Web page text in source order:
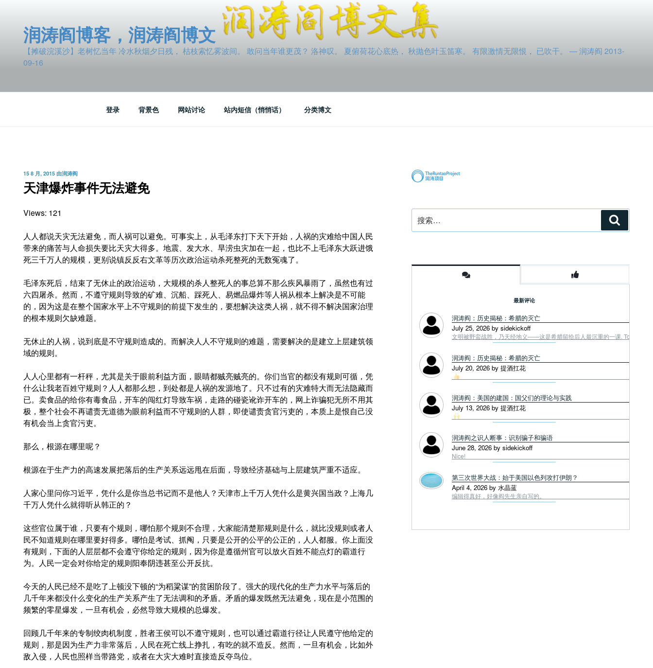
润涛阎博客，润涛阎博文
【摊破浣溪沙】老树忆当年 冷水秋烟夕日残， 枯枝索忆雾波间。 敢问当年谁更茂？ 洛神叹。 夏俯荷花心底热， 秋抛色叶玉笛寒。 有限激情无限恨， 已吹干。 — 润涛阎 2013-
09-16
登录 背景色 网站讨论 站内短信（悄悄话） 分类博文
发
布
于
15 8 月, 2015 由润涛阎
天津爆炸事件无法避免
Views: 121
人人都说天灾无法避免，而人祸可以避免。可事实上，从毛泽东打下天下开始，人祸的灾难给中国人民
带来的痛苦与人命损失要比天灾大得多。地震、发大水、旱涝虫灾加在一起，也比不上毛泽东大跃进饿
死三千万人的规模，更别说镇反反右文革等历次政治运动杀死整死的无数冤魂了。
毛泽东死后，结束了无休止的政治运动，大规模的杀人整死人的事总算不那么疾风暴雨了，虽然也有过
六四屠杀。然而，不遵守规则导致的矿难、沉船、踩死人、易燃品爆炸等人祸从根本上解决是不可能
的，因为这是在整个国家水平上不守规则的前提下发生的，要想解决这类人祸，就不得不解决国家治理
的根本规则欠缺难题。
无休止的人祸，说到底是不守规则造成的。而解决人人不守规则的难题，需要解决的是建立上层建筑领
域的规则。
人人心里都有一杆秤，尤其是关于眼前利益方面，眼睛都贼亮贼亮的。你们当官的都没有规则可循，凭
什么让我老百姓守规则？人人都那么想，到处都是人祸的发源地了。只不过有的灾难特大而无法隐藏而
已。卖食品的给你有毒食品，开车的闯红灯导致车祸，走路的碰瓷讹诈开车的，网上诈骗犯无所不用其
极，整个社会不再谴责无道德为眼前利益而不守规则的人群，即使谴责贪官污吏的，本质上是恨自己没
有机会当上贪官污吏。
那么，根源在哪里呢？
根源在于生产力的高速发展把落后的生产关系远远甩在后面，导致经济基础与上层建筑严重不适应。
人家心里问你习近平，凭什么是你当总书记而不是他人？天津市上千万人凭什么是黄兴国当政？上海几
千万人凭什么就得听从韩正的？
这些官位属于谁，只要有个规则，哪怕那个规则不合理，大家能清楚那规则是什么，就比没规则或者人
民不知道规则在哪里要好得多。哪怕是考试、抓阄，只要是公开的公平的公正的，人人都服。你上面没
有规则，下面的人层层都不会遵守你给定的规则，因为你是遵循州官可以放火百姓不能点灯的霸道行
为。人民一定会对你给定的规则阳奉阴违甚至公开反抗。
今天的人民已经不是吃了上顿没下顿的“为稻粱谋”的贫困阶段了。强大的现代化的生产力水平与落后的
几千年来都没什么变化的生产关系产生了无法调和的矛盾。矛盾的爆发既然无法避免，现在是小范围的
频繁的零星爆发，一旦有机会，必然导致大规模的总爆发。
回顾几千年来的专制绞肉机制度，胜者王侯可以不遵守规则，也可以通过霸道行径让人民遵守他给定的
规则，那是因为生产力非常落后，人民在死亡线上挣扎，有吃的就不造反。然而，一旦有机会，比如外
敌入侵，人民也照样当带路党，或者在大灾大难时直接造反夺鸟位。
索：
索
最新评论
润涛阎：历史揭秘：希腊的灭亡
July 25, 2026 by sidekickoff
文明被野蛮战胜，乃天经地义——这是希腊留给后人最沉重的一课. Tough
润涛阎：历史揭秘：希腊的灭亡
July 20, 2026 by 提酒扛花
润涛阎：美国的建国：国父们的理论与实践
July 13, 2026 by 提酒扛花
润涛阎之识人断事：识别骗子和骗语
June 28, 2026 by sidekickoff
Nice!
第三次世界大战：始于美国以色列攻打伊朗？
April 4, 2026 by 水晶蓝
编辑得真好，好像阎先生亲自写的。